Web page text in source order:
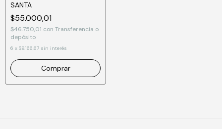
SANTA
$55.000,01
$46.750,01 con Transferencia o
depósito
6 x $9.166,67 sin interés